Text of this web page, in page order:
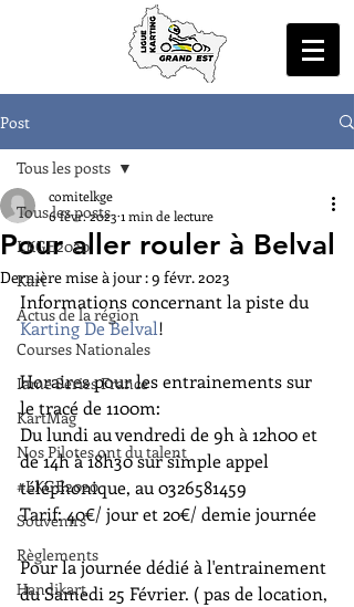
Post
Tous les posts
LKGE2020
Kart
Actus de la région
Courses Nationales
Iame Series France
KartMag
Nos Pilotes ont du talent
#LKGE2020
Souvenirs
Règlements
Handikart
Tous les posts
Pour aller rouler à Belval
comitelkge
6 févr. 2023 1 min de lecture
Dernière mise à jour :9 févr. 2023
Informations concernant la piste du
Karting De Belval!
Horaires pour les entrainements sur
le tracé de 1100m:
Du lundi au vendredi de 9h à 12h00 et
de 14h à 18h30 sur simple appel
téléphonique, au 0326581459
Tarif: 40€/ jour et 20€/ demie journée
Pour la journée dédié à l'entrainement
du Samedi 25 Février. ( pas de location,